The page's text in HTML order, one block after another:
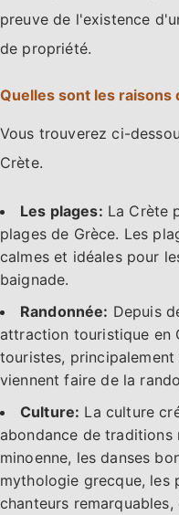
preuve de l'existence
de propriété.
Quelles sont les raisons
Vous trouverez ci-
Crète.
Les plages: La Crète
plages de Grèce. Les
calmes et idéales pour
baignade.
Randonnée: Depuis
attraction touristique en
touristes, principalement
viennent faire de la
Culture: La culture
abondance de traditions
minoenne, les danses
mythologie grecque, les
chanteurs